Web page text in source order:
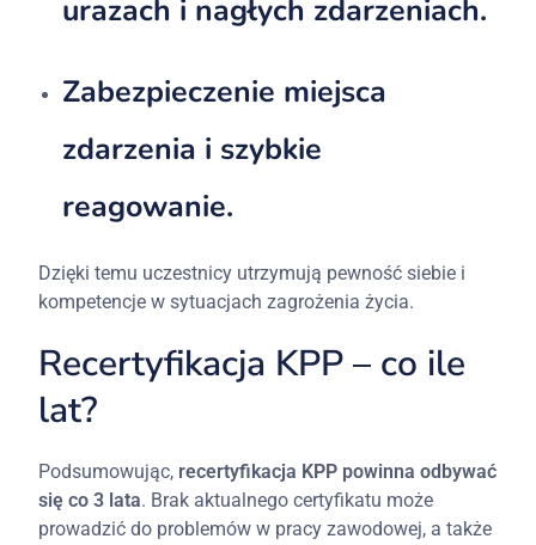
urazach i nagłych zdarzeniach.
Zabezpieczenie miejsca
zdarzenia i szybkie
reagowanie.
Dzięki temu uczestnicy utrzymują pewność siebie i
kompetencje w sytuacjach zagrożenia życia.
Recertyfikacja KPP – co ile
lat?
Podsumowując, recertyfikacja KPP powinna odbywać
się co 3 lata. Brak aktualnego certyfikatu może
prowadzić do problemów w pracy zawodowej, a także